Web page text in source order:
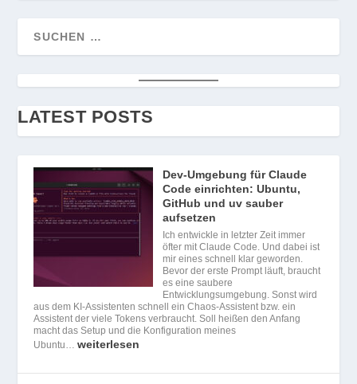
LATEST POSTS
Dev-Umgebung für Claude
Code einrichten: Ubuntu,
GitHub und uv sauber
aufsetzen
Ich entwickle in letzter Zeit immer
öfter mit Claude Code. Und dabei ist
mir eines schnell klar geworden.
Bevor der erste Prompt läuft, braucht
es eine saubere
Entwicklungsumgebung. Sonst wird
aus dem KI-Assistenten schnell ein Chaos-Assistent bzw. ein
Assistent der viele Tokens verbraucht. Soll heißen den Anfang
macht das Setup und die Konfiguration meines
Ubuntu…weiterlesen